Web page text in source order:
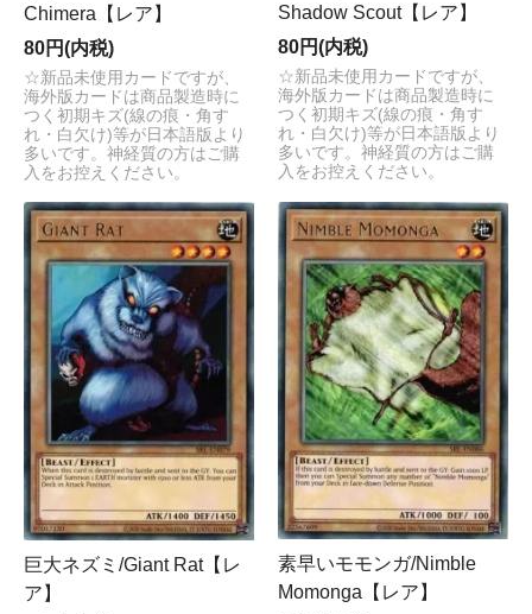
Chimera【レア】
80円(内税)
☆新品未使用カードですが、
海外版カードは商品製造時に
つく初期キズ(線の痕・角す
れ・白欠け)等が日本語版より
多いです。神経質の方はご購
入をお控えください。
Shadow Scout【レア】
80円(内税)
☆新品未使用カードですが、
海外版カードは商品製造時に
つく初期キズ(線の痕・角す
れ・白欠け)等が日本語版より
多いです。神経質の方はご購
入をお控えください。
巨大ネズミ/Giant Rat【レ
ア】
素早いモモンガ/Nimble
Momonga【レア】